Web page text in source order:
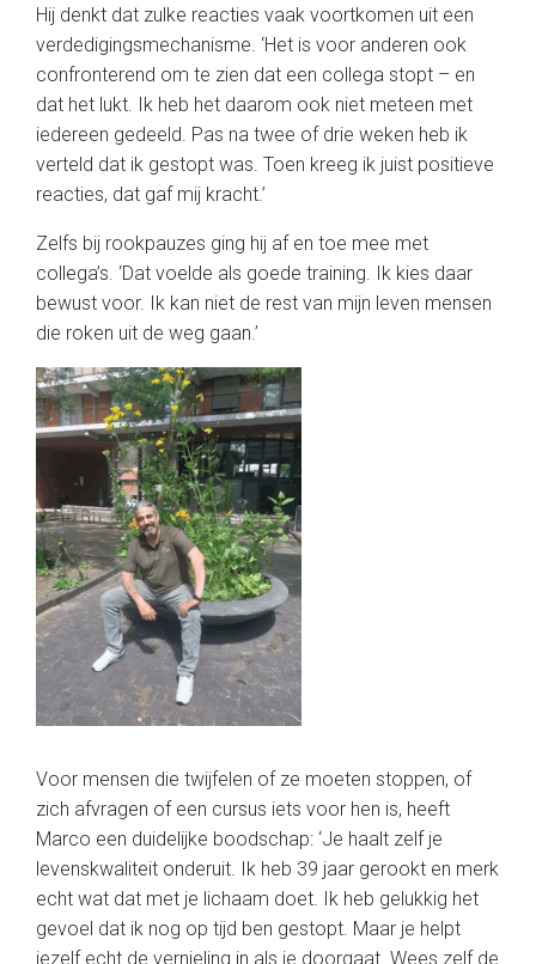
Hij denkt dat zulke reacties vaak voortkomen uit een
verdedigingsmechanisme. ‘Het is voor anderen ook
confronterend om te zien dat een collega stopt – en
dat het lukt. Ik heb het daarom ook niet meteen met
iedereen gedeeld. Pas na twee of drie weken heb ik
verteld dat ik gestopt was. Toen kreeg ik juist positieve
reacties, dat gaf mij kracht.’
Zelfs bij rookpauzes ging hij af en toe mee met
collega’s. ‘Dat voelde als goede training. Ik kies daar
bewust voor. Ik kan niet de rest van mijn leven mensen
die roken uit de weg gaan.’
Voor mensen die twijfelen of ze moeten stoppen, of
zich afvragen of een cursus iets voor hen is, heeft
Marco een duidelijke boodschap: ‘Je haalt zelf je
levenskwaliteit onderuit. Ik heb 39 jaar gerookt en merk
echt wat dat met je lichaam doet. Ik heb gelukkig het
gevoel dat ik nog op tijd ben gestopt. Maar je helpt
jezelf echt de vernieling in als je doorgaat. Wees zelf de